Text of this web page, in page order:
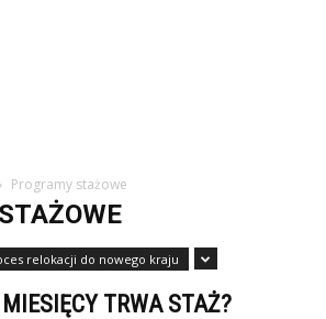
Programy stażowe
relokacji do nowego kraju
MIESIĘCY TRWA STAŻ?